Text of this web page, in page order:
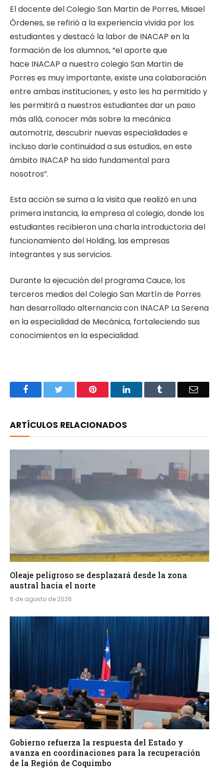
El docente del Colegio San Martin de Porres, Misael
Órdenes, se refirió a la experiencia vivida por los
estudiantes y destacó la labor de INACAP en la
formación de los alumnos, “el aporte que
hace INACAP a nuestro colegio San Martin de
Porres es muy importante, existe una colaboración
entre ambas instituciones, y esto les ha permitido y
les permitirá a nuestros estudiantes dar un paso
más allá, conocer más sobre la mecánica
automotriz, descubrir nuevas especialidades e
incluso darle continuidad a sus estudios, en este
ámbito INACAP ha sido fundamental para
nosotros”.
Esta acción se suma a la visita que realizó en una
primera instancia, la empresa al colegio, donde los
estudiantes recibieron una charla introductoria del
funcionamiento del Holding, las empresas
integrantes y sus servicios.
Durante la ejecución del programa Cauce, los
terceros medios del Colegio San Martín de Porres
han desarrollado alternancia con INACAP La Serena
en la especialidad de Mecánica, fortaleciendo sus
conocimientos en la especialidad.
Facebook Pinterest LinkedIn Email
ARTÍCULOS RELACIONADOS
Oleaje peligroso se desplazará desde la zona
austral hacia el norte
6 de agosto de 2026
Gobierno refuerza la respuesta del Estado y
avanza en coordinaciones para la recuperación
de la Región de Coquimbo